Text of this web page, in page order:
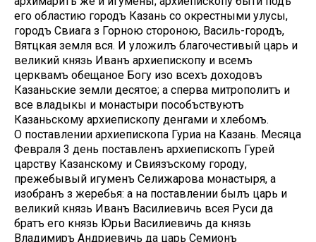
его областию городъ Казань со окрестными улусы,
городъ Свиага з Горною стороною, Василь-городъ,
Вятцкая земля вся. И уложилъ благочестивый царь и
великий князь Иванъ архиепископу и всемъ
церквамъ обещаное Богу изо всехъ доходовъ
Казаньские земли десятое; а сперва митрополитъ и
все владыкы и монастыри пособъствуютъ
Казаньскому архиепископу денгами и хлебомъ.
О поставлении архиепископа Гуриа на Казань. Месяца
Февраля 3 день поставленъ архиепископъ Гурей
царству Казанскому и Свиязъскому городу,
прежебывый игуменъ Селижарова монастыря, а
изобранъ з жеребья: а на поставлении былъ царь и
великий князь Иванъ Василиевичь всея Руси да
братъ его князь Юрьи Василиевичь да князь
Владимиръ Андриевичь да царь Семионъ